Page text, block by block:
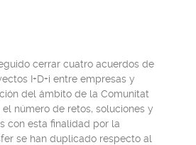
cerrar cuatro acuerdos de
I+D+i entre empresas y
del ámbito de la Comunitat
número de retos, soluciones y
con esta finalidad por la
se han duplicado respecto al